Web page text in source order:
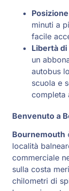
minuti a
facile
Libertà
un
autobus
scuola e
completa
Benvenuto a
Bournemouth
località
commerciale
sulla costa
chilometri di